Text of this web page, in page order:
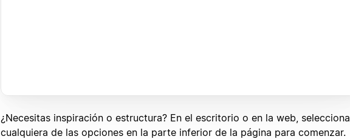
¿Necesitas inspiración o estructura? En el escritorio o en la web, selecciona
cualquiera de las opciones en la parte inferior de la página para comenzar.